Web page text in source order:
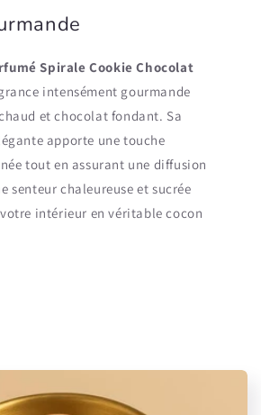
Spirale Cookie Chocolat
intensément gourmande
et chocolat fondant. Sa
apporte une touche
tout en assurant une diffusion
senteur chaleureuse et sucrée
intérieur en véritable cocon